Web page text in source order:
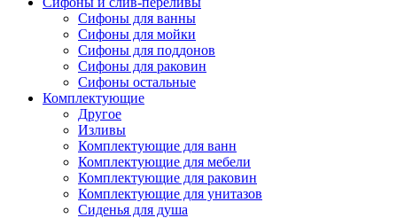
Сифоны для ванны
Сифоны для мойки
Сифоны для поддонов
Сифоны для раковин
Сифоны остальные
Комплектующие
Другое
Изливы
Комплектующие для ванн
Комплектующие для мебели
Комплектующие для раковин
Комплектующие для унитазов
Сиденья для душа